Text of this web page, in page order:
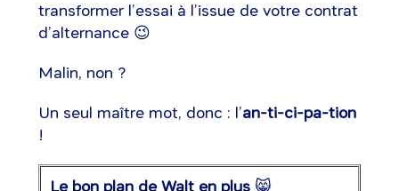
transformer l’essai à l’issue de votre contrat
d’alternance 😉
Malin, non ?
Un seul maître mot, donc : l’an-ti-ci-pa-tion
!
Le bon plan de Walt en plus😸